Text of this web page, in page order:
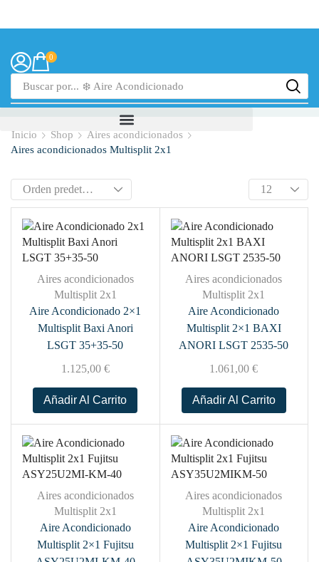
0
Buscar por... ❄️ Aire Acondicionado
Inicio Shop
Aires acondicionados
Aires acondicionados Multisplit 2x1
Aires acondicionados
Multisplit 2x1
Aire Acondicionado 2×1
Multisplit Baxi Anori
LSGT 35+35-50
1.125,00 €
Añadir Al Carrito
Aires acondicionados
Multisplit 2x1
Aire Acondicionado
Multisplit 2×1 BAXI
ANORI LSGT 2535-50
1.061,00€
Añadir Al Carrito
Aires acondicionados
Multisplit 2x1
Aire Acondicionado
Multisplit 2×1 Fujitsu
Aires acondicionados
Multisplit 2x1
Aire Acondicionado
Multisplit 2×1 Fujitsu